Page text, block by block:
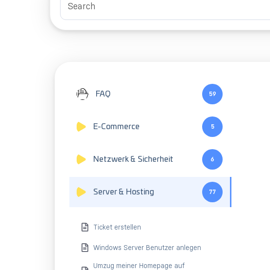
FAQ 59
E-Commerce 5
Netzwerk & Sicherheit 6
Server & Hosting 77
Ticket erstellen
Windows Server Benutzer anlegen
Umzug meiner Homepage auf